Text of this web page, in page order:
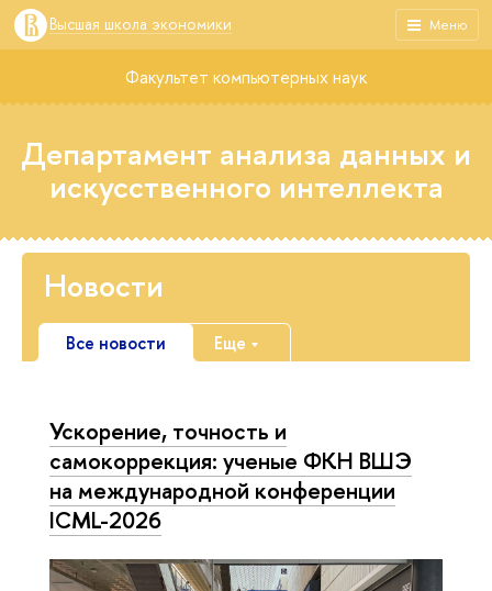
Меню
Высшая школа экономики
Факультет компьютерных наук
Департамент анализа данных и
искусственного интеллекта
Новости
Все новости Еще
Ускорение, точность и
самокоррекция: ученые ФКН ВШЭ
на международной конференции
ICML-2026